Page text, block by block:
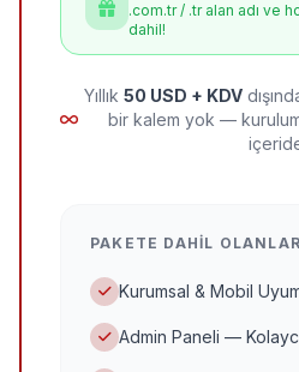
.com.tr / .tr alan adı ve
dahil!
Yıllık 50 USD + KDV
bir kalem yok —
PAKETE DAHIL OLANLAR
Kurumsal & Mobil
Admin Paneli —